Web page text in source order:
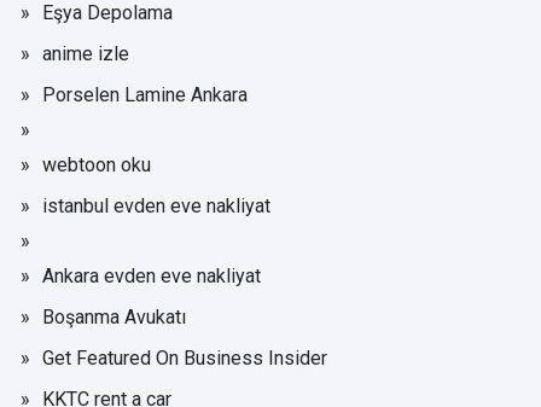
Eşya Depolama
anime izle
Porselen Lamine Ankara
webtoon oku
istanbul evden eve nakliyat
Ankara evden eve nakliyat
Boşanma Avukatı
Get Featured On Business Insider
KKTC rent a car